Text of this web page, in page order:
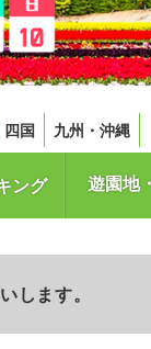
四国 九州・沖縄
ング 遊園地
します。